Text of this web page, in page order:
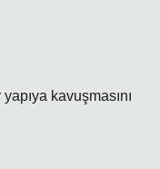
yapıya kavuşmasını